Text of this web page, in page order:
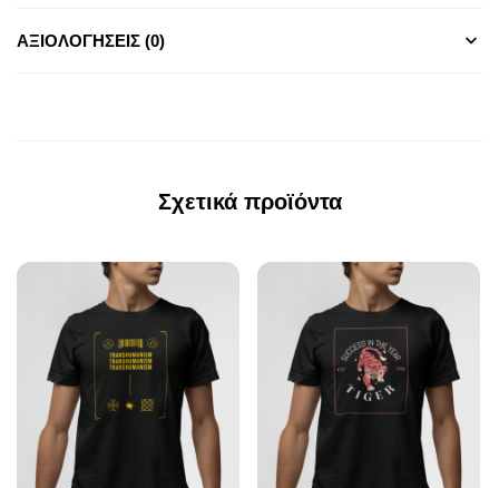
ΑΞΙΟΛΟΓΉΣΕΙΣ (0)
Σχετικά προϊόντα